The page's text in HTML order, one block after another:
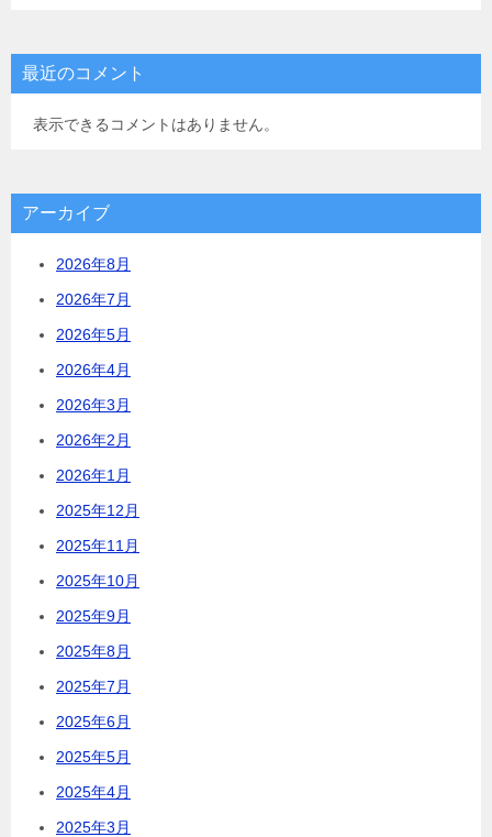
最近のコメント
表示できるコメントはありません。
アーカイブ
2026年8月
2026年7月
2026年5月
2026年4月
2026年3月
2026年2月
2026年1月
2025年12月
2025年11月
2025年10月
2025年9月
2025年8月
2025年7月
2025年6月
2025年5月
2025年4月
2025年3月